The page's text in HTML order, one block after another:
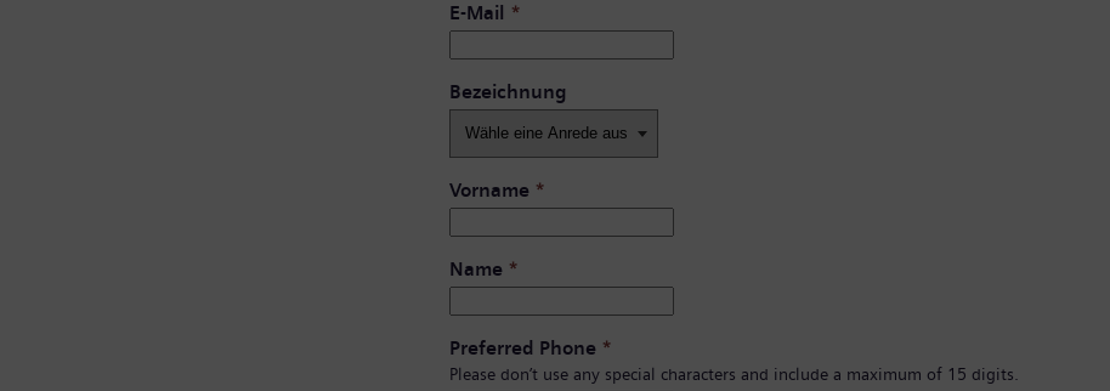
E-Mail *
Bezeichnung
Vorname *
Name *
Preferred Phone *
Please don’t use any special characters and include a maximum of 15 digits.